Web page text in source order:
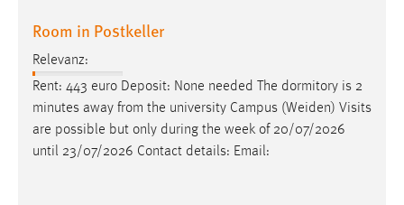
Room in Postkeller
Relevanz:
Rent: 443 euro Deposit: None needed The dormitory is 2
minutes away from the university Campus (Weiden) Visits
are possible but only during the week of 20/07/2026
until 23/07/2026 Contact details: Email:
Facebook Pixel
Name:
Anbieter:
Facebook